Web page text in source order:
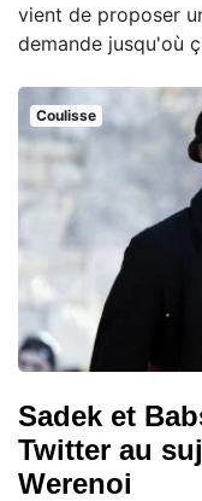
vient de proposer
demande jusqu'où
Coulisse
Sadek et
Twitter au
Werenoi